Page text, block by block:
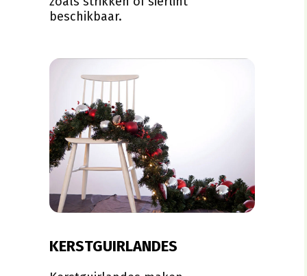
beschikbaar.
KERSTGUIRLANDES